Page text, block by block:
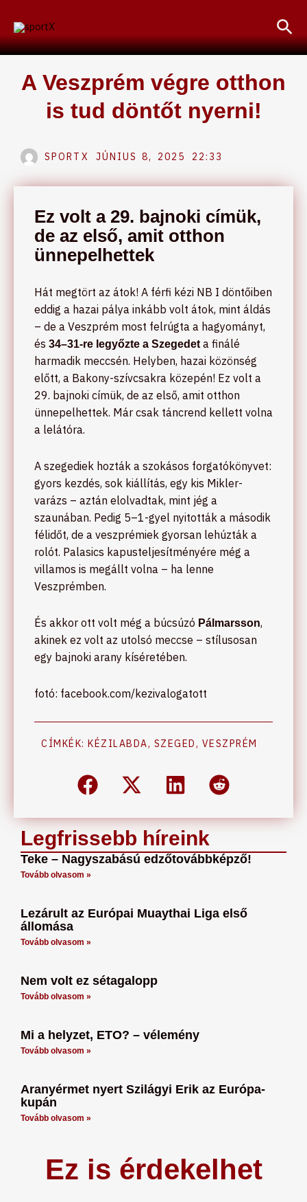
content
A Veszprém végre otthon
is tud döntőt nyerni!
SPORTX JÚNIUS 8, 2025 22:33
Legfrissebb híreink
Teke – Nagyszabású edzőtovábbképző!
Tovább olvasom »
Lezárult az Európai Muaythai Liga első
állomása
Tovább olvasom »
Nem volt ez sétagalopp
Tovább olvasom »
Mi a helyzet, ETO? – vélemény
Tovább olvasom »
Aranyérmet nyert Szilágyi Erik az Európa-
kupán
Tovább olvasom »
Ez volt a 29. bajnoki címük,
de az első, amit otthon
ünnepelhettek
Hát megtört az átok! A férfi kézi NB I döntőiben
eddig a hazai pálya inkább volt átok, mint áldás
– de a Veszprém most felrúgta a hagyományt,
és 34–31-re legyőzte a Szegedet a finálé
harmadik meccsén. Helyben, hazai közönség
előtt, a Bakony-szívcsakra közepén! Ez volt a
29. bajnoki címük, de az első, amit otthon
ünnepelhettek. Már csak táncrend kellett volna
a lelátóra.
A szegediek hozták a szokásos forgatókönyvet:
gyors kezdés, sok kiállítás, egy kis Mikler-
varázs – aztán elolvadtak, mint jég a
szaunában. Pedig 5–1-gyel nyitották a második
félidőt, de a veszprémiek gyorsan lehúzták a
rolót. Palasics kapusteljesítményére még a
villamos is megállt volna – ha lenne
Veszprémben.
És akkor ott volt még a búcsúzó Pálmarsson,
akinek ez volt az utolsó meccse – stílusosan
egy bajnoki arany kíséretében.
fotó: facebook.com/kezivalogatott
CÍMKÉK: KÉZILABDA, SZEGED, VESZPRÉM
Ez is érdekelhet